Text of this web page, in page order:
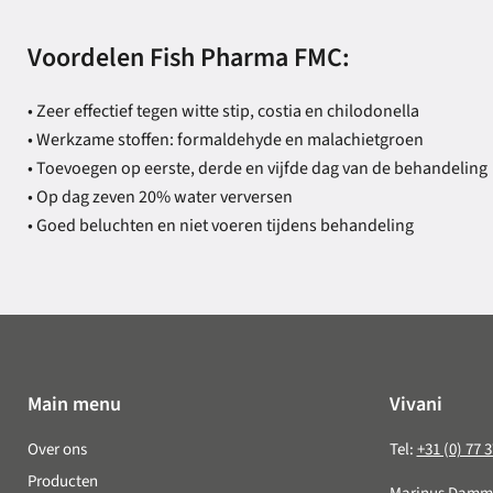
Voordelen Fish Pharma FMC:
• Zeer effectief tegen witte stip, costia en chilodonella
• Werkzame stoffen: formaldehyde en malachietgroen
• Toevoegen op eerste, derde en vijfde dag van de behandeling
• Op dag zeven 20% water verversen
• Goed beluchten en niet voeren tijdens behandeling
Main menu
Over ons
Producten
Vivani
Tel:+31 (0) 77